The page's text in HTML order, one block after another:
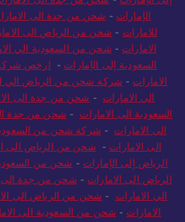
الإمارات - شحن من جدة الى
للامارات - شحن من الرياض الى
الامارات - شحن من السعودية الي
السعودية إلى الإمارات - ارخص
الامارات - شركة شحن من الرياض الي
الي الامارات - شحن من جدة الى
السعودية الى الامارات - شحن من جدة
الى الامارات - شركة شحن من
الى الامارات - شحن من الرياض الى
الرياض إلى الإمارات - شحن من
الرياض الى الامارات - شحن من جدة الى
الي الامارات - شحن من الرياض الى
الامارات - شحن من السعودية الى